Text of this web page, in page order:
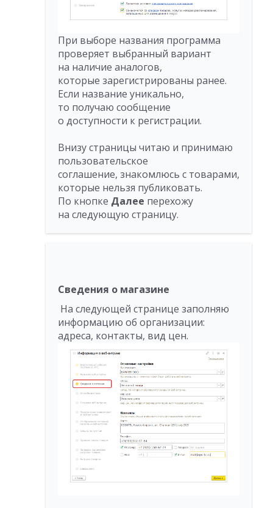
При выборе названия программа
проверяет выбранный вариант
на наличие аналогов,
которые зарегистрированы ранее.
Если название уникально,
то получаю сообщение
о доступности к регистрации.
Внизу страницы читаю и принимаю
пользовательское
соглашение, знакомлюсь с товарами,
которые нельзя публиковать.
По кнопке Далее перехожу
на следующую страницу.
Сведения о магазине
На следующей странице заполняю
информацию об организации:
адреса, контакты, вид цен.